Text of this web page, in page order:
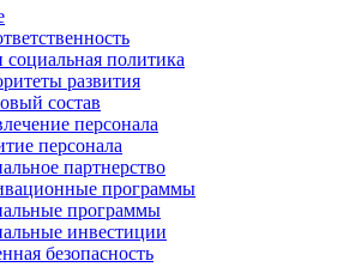
социальная политика
развития
состав
персонала
персонала
партнерство
программы
программы
инвестиции
безопасность